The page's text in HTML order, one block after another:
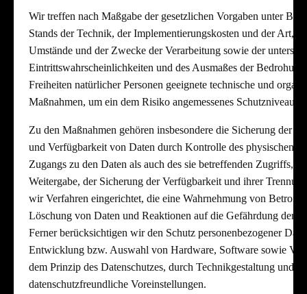
Wir treffen nach Maßgabe der gesetzlichen Vorgaben unter
Stands der Technik, der Implementierungskosten und der Art,
Umstände und der Zwecke der Verarbeitung sowie der
Eintrittswahrscheinlichkeiten und des Ausmaßes der
Freiheiten natürlicher Personen geeignete technische und
Maßnahmen, um ein dem Risiko angemessenes Schutzniveau
Zu den Maßnahmen gehören insbesondere die Sicherung der
und Verfügbarkeit von Daten durch Kontrolle des physischen
Zugangs zu den Daten als auch des sie betreffenden Zugriffs,
Weitergabe, der Sicherung der Verfügbarkeit und ihrer
wir Verfahren eingerichtet, die eine Wahrnehmung von
Löschung von Daten und Reaktionen auf die Gefährdung der
Ferner berücksichtigen wir den Schutz personenbezogener
Entwicklung bzw. Auswahl von Hardware, Software sowie
dem Prinzip des Datenschutzes, durch Technikgestaltung und
datenschutzfreundliche Voreinstellungen.